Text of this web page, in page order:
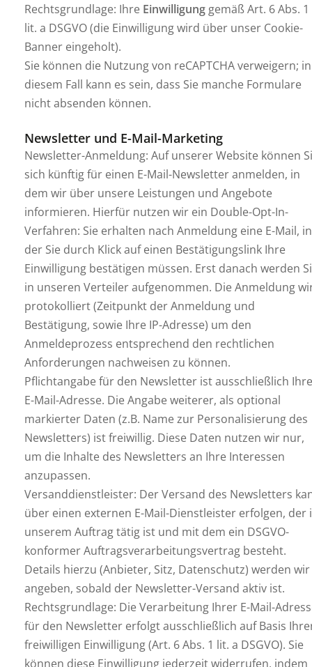
Rechtsgrundlage: Ihre Einwilligunggemäß Art. 6 Abs. 1
lit. a DSGVO (die Einwilligung wird über unser Cookie-
Banner eingeholt).
Sie können die Nutzung von reCAPTCHA verweigern; in
diesem Fall kann es sein, dass Sie manche Formulare
nicht absenden können.
Newsletter und E-Mail-Marketing
Newsletter-Anmeldung: Auf unserer Website können
sich künftig für einen E-Mail-Newsletter anmelden, in
dem wir über unsere Leistungen und Angebote
informieren. Hierfür nutzen wir ein Double-Opt-In-
Verfahren: Sie erhalten nach Anmeldung eine E-Mail, in
der Sie durch Klick auf einen Bestätigungslink Ihre
Einwilligung bestätigen müssen. Erst danach werden
in unseren Verteiler aufgenommen. Die Anmeldung
protokolliert (Zeitpunkt der Anmeldung und
Bestätigung, sowie Ihre IP-Adresse) um den
Anmeldeprozess entsprechend den rechtlichen
Anforderungen nachweisen zu können.
Pflichtangabe für den Newsletter ist ausschließlich Ihre
E-Mail-Adresse. Die Angabe weiterer, als optional
markierter Daten (z.B. Name zur Personalisierung des
Newsletters) ist freiwillig. Diese Daten nutzen wir nur,
um die Inhalte des Newsletters an Ihre Interessen
anzupassen.
Versanddienstleister: Der Versand des Newsletters
über einen externen E-Mail-Dienstleister erfolgen, der
unserem Auftrag tätig ist und mit dem ein DSGVO-
konformer Auftragsverarbeitungsvertrag besteht.
Details hierzu (Anbieter, Sitz, Datenschutz) werden wir
angeben, sobald der Newsletter-Versand aktiv ist.
Rechtsgrundlage: Die Verarbeitung Ihrer E-Mail-
für den Newsletter erfolgt ausschließlich auf Basis
freiwilligen Einwilligung (Art. 6 Abs. 1 lit. a DSGVO). Sie
können diese Einwilligung jederzeit widerrufen, indem